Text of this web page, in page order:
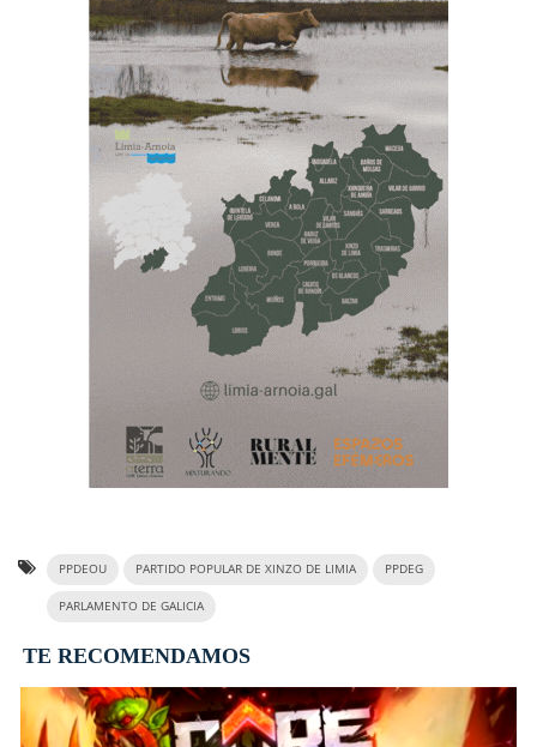
PPDEOU PARTIDO POPULAR DE XINZO DE LIMIA PPDEG
PARLAMENTO DE GALICIA
TE RECOMENDAMOS